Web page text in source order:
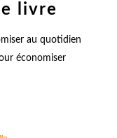
livre
économiser